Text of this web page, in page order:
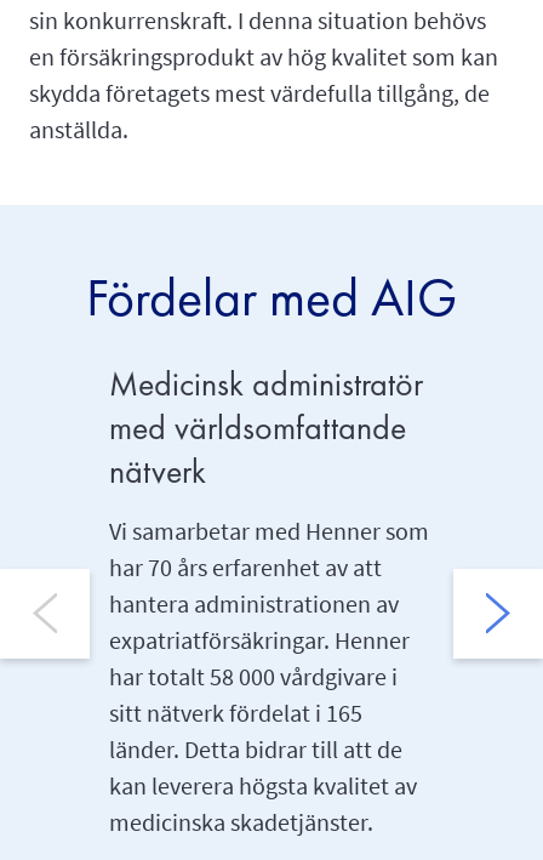
sin konkurrenskraft. I denna situation behövs
en försäkringsprodukt av hög kvalitet som kan
skydda företagets mest värdefulla tillgång, de
anställda.
Fördelar med AIG
Medicinsk administratör
med världsomfattande
nätverk
Vi samarbetar med Henner som
har 70 års erfarenhet av att
hantera administrationen av
expatriatförsäkringar. Henner
har totalt 58 000 vårdgivare i
sitt nätverk fördelat i 165
länder. Detta bidrar till att de
kan leverera högsta kvalitet av
medicinska skadetjänster.